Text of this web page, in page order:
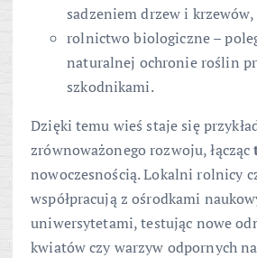
sadzeniem drzew i krzewów,
rolnictwo biologiczne –
naturalnej ochronie roślin
szkodnikami.
Dzięki temu wieś staje się
zrównoważonego rozwoju, łącząc
nowoczesnością. Lokalni rolnicy
współpracują z ośrodkami
uniwersytetami, testując nowe
kwiatów czy warzyw odpornych